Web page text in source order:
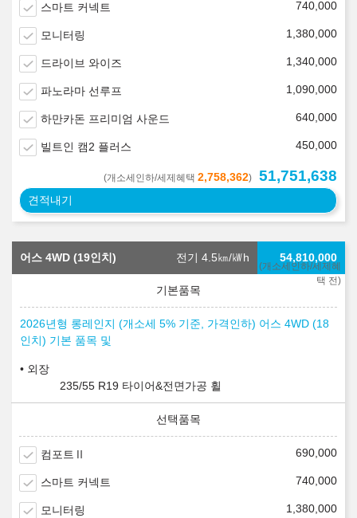
스마트 커넥트 740,000
모니터링 1,380,000
드라이브 와이즈 1,340,000
파노라마 선루프 1,090,000
하만카돈 프리미엄 사운드 640,000
빌트인 캠2 플러스 450,000
(개소세인하/세제혜택 2,758,362) 51,751,638
견적내기
어스 4WD (19인치) 전기 4.5㎞/㎾h
(개소세인하/세제혜
택 전)
54,810,000
2026년형 롱레인지 (개소세 5% 기준, 가격인하) 어스 4WD (18
인치) 기본 품목 및
외장
235/55 R19 타이어&전면가공 휠
컴포트Ⅱ 690,000
스마트 커넥트 740,000
모니터링 1,380,000